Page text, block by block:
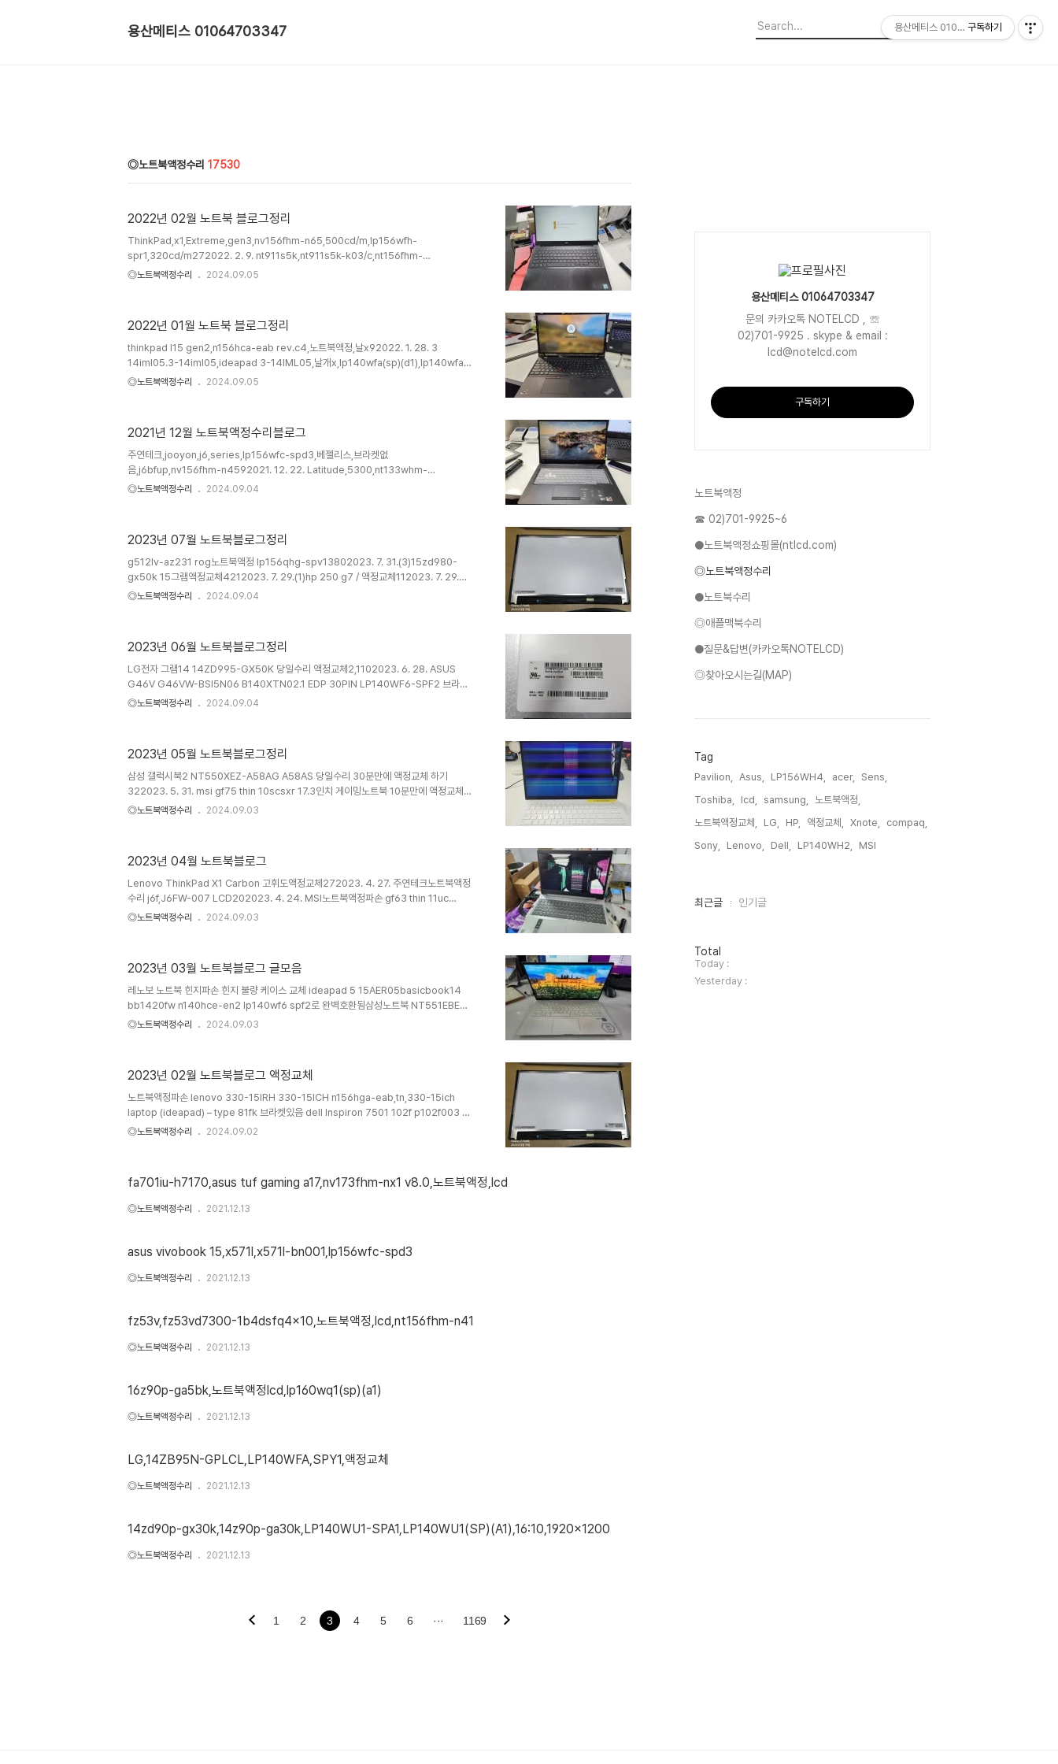
용산메티스 01064703347
◎노트북액정수리 17530
2022년 02월 노트북 블로그정리
ThinkPad,x1,Extreme,gen3,nv156fhm-n65,500cd/m,lp156wfh-
spr1,320cd/m272022. 2. 9. nt911s5k,nt911s5k-k03/c,nt156fhm-
401,lp156wf6,액정교체32022. 2. 9. asus,x513e,x513ea,x513ea-
7. aorus7,aorus7sb,lp173wfg-spb1,노트북액정,lcd22022. 2.
7.inspiron7590,p83..
◎노트북액정수리 2024.09.05
2022년 01월 노트북 블로그정리
thinkpad l15 gen2,n156hca-eab rev.c4,노트북액정,날x92022. 1. 28. 3
14iml05.3-14iml05,ideapad 3-14IML05,날개x,lp140wfa(sp)(d1),lp140wfa-
spd1 / ideapad 3 14iil05142022. 1. 21. 주연테크,J3GW,B140HAN04.7,액정교
132022. 1. 17. ThinkBook,13..
◎노트북액정수리 2024.09.05
2021년 12월 노트북액정수리블로그
주연테크,jooyon,j6,series,lp156wfc-spd3,베젤리스,브라켓없
음,j6bfup,nv156fhm-n4592021. 12. 22. Latitude,5300,nt133whm-
n61,lp133wf9-spf2,기판뒤로접힘,케이블위치작업132021. 12. 16. 15z970-
BQ004,B156HAN02.1,LP156WFC-SPD3,베젤리스,브라켓없음242021. 12.
8. fa701iu..
◎노트북액정수리 2024.09.04
2023년 07월 노트북블로그정리
g512lv-az231 rog노트북액정 lp156qhg-spv13802023. 7. 31.(3)15zd980-
gx50k 15그램액정교체4212023. 7. 29.(1)hp 250 g7 / 액정교체112023. 7. 29.
(1)15s-fq5090tu hp노트북액정교체102023. 7. 29.(2)m1702q6432023. 7. 27.
P1512CEA-BQ0613 액정교체 P1512CE NV156FH..
◎노트북액정수리 2024.09.04
2023년 06월 노트북블로그정리
LG전자 그램14 14ZD995-GX50K 당일수리 액정교체2,1102023. 6. 28. ASUS
G46V G46VW-BSI5N06 B140XTN02.1 EDP 30PIN LP140WF6-SPF2 브라켓
있음82023. 6. 28. ASUS액정파손 ROG STRIX G15 G513RC-HN0151862023.
ASUS ROG GL502VS-FI035T272023. 6. 15.(1)15그램액정파손 15zb90q-
gp5..
◎노트북액정수리 2024.09.04
2023년 05월 노트북블로그정리
삼성 갤럭시북2 NT550XEZ-A58AG A58AS 당일수리 30분만에 액정교체 하기
322023. 5. 31. msi gf75 thin 10scsxr 17.3인치 게이밍노트북 10분만에 액정교체
하기32023. 5. 31. 한성컴퓨터 노트북 tfx5556u nv156fhm-n6a12023. 5. 31.
sl140pm49d1855-c0042023. 5. 23.(1)I-MUZ 아이뮤즈노트북 15.6인치 2017
스톰..
◎노트북액정수리 2024.09.03
2023년 04월 노트북블로그
Lenovo ThinkPad X1 Carbon 고휘도액정교체272023. 4. 27. 주연테크노트북액정
수리 j6f,J6FW-007 LCD202023. 4. 24. MSI노트북액정파손 gf63 thin 11uc
144hz62023. 4. 24. 15그램액정파손 15zb970-gp50ml172023. 4.
정파손 144hz 액정교체하기82023. 4. 14. 레노버 lenovo id..
◎노트북액정수리 2024.09.03
2023년 03월 노트북블로그 글모음
레노보 노트북 힌지파손 힌지 불량 케이스 교체 ideapad 5 15AER05basicbook14
bb1420fw n140hce-en2 lp140wf6 spf2로 완벽호환됨삼성노트북 NT551EBE
LM156LF3L03 노트북액정 panda LP156WFC-SPD3 베질리스 브라켓없는타입msi
N140HCE-EN2 LP140WF9-SPF1 슬림고휘도 400니트15ud470-gx3dk 노트북
LCD파손에이서 nitro..
◎노트북액정수리 2024.09.03
2023년 02월 노트북블로그 액정교체
노트북액정파손 lenovo 330-15IRH 330-15ICH n156hga-eab,tn,330-15ich
laptop (ideapad) – type 81fk 브라켓있음 dell Inspiron 7501 102f p102f003 델
인스프론7501 액정파손 액정교체 b156han02.0 lp156wff-spb1 일반액정보다 조금
GD7Aprestige ps43 modern 8rc 액정파손갤럭시 노트북 고 GO NT3..
◎노트북액정수리 2024.09.02
fa701iu-h7170,asus tuf gaming a17,nv173fhm-nx1 v8.0,노트북액정,lcd
◎노트북액정수리 2021.12.13
asus vivobook 15,x571l,x571l-bn001,lp156wfc-spd3
◎노트북액정수리 2021.12.13
fz53v,fz53vd7300-1b4dsfq4x10,노트북액정,lcd,nt156fhm-n41
◎노트북액정수리 2021.12.13
16z90p-ga5bk,노트북액정lcd,lp160wq1(sp)(a1)
◎노트북액정수리 2021.12.13
LG,14ZB95N-GPLCL,LP140WFA,SPY1,액정교체
◎노트북액정수리 2021.12.13
14zd90p-gx30k,14z90p-ga30k,LP140WU1-SPA1,LP140WU1(SP)(A1),16:10,1920x1200
◎노트북액정수리 2021.12.13
1 2 3 4 5 6 ··· 1169
용산메티스 01064703347
문의 카카오톡 NOTELCD , ☏
02)701-9925 . skype & email :
lcd@notelcd.com
구독하기
노트북액정
☎ 02)701-9925~6
●노트북액정쇼핑몰(ntlcd.com)
◎노트북액정수리
●노트북수리
◎애플맥북수리
●질문&답변(카카오톡NOTELCD)
◎찾아오시는길(MAP)
Tag
Pavilion, Asus, LP156WH4, acer,
Sens,
Toshiba,
lcd, samsung,
노트북액정,
노트북액정교체,
LG, HP, 액정교체, Xnote,
compaq,
Sony,
Lenovo, Dell, LP140WH2, MSI,
최
인
기
글
최근글 인기글
방
문
자
수
Total
Today :
Yesterday :
용산메티스 01064703347
구독하기